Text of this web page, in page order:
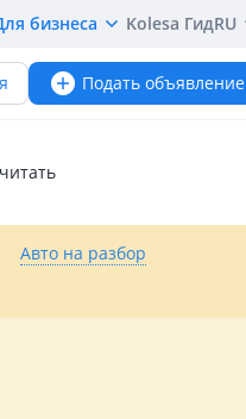
бизнеса Kolesa ГидRU
Подать объявление
Авто на разбор